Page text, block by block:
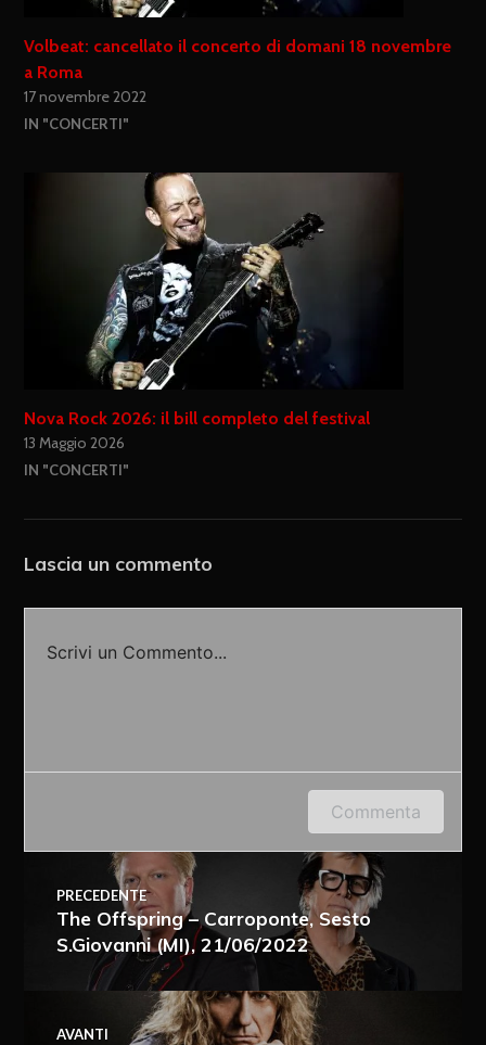
Volbeat: cancellato il concerto di domani 18 novembre
a Roma
17 novembre 2022
IN "CONCERTI"
Nova Rock 2026: il bill completo del festival
13 Maggio 2026
IN "CONCERTI"
Lascia un commento
Scrivi un Commento...
Accedi o fornisci il tuo nome o indirizzo e-mail
Commenta
PRECEDENTE
The Offspring – Carroponte, Sesto
S.Giovanni (MI), 21/06/2022
AVANTI